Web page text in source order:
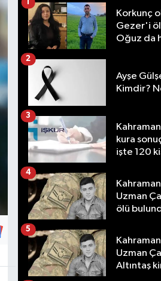
Korkunç
Gezer'i
Oğuz da
1
Ayşe
Kimdir?
2
kura
işte 120
3
Uzman
ölü
4
Uzman
Altıntaş
5